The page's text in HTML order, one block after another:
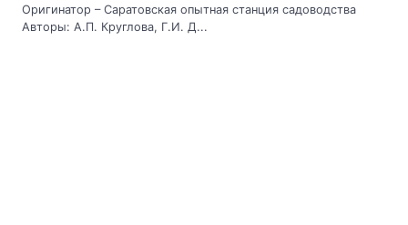
Оригинатор – Саратовская опытная станция садоводства
Авторы: А.П. Круглова, Г.И. Д...